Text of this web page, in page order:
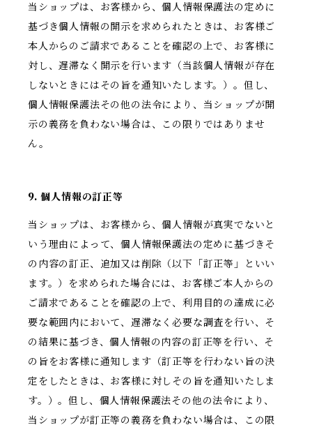
当ショップは、お客様から、個人情報保護法の定めに
基づき個人情報の開示を求められたときは、お客様ご
本人からのご請求であることを確認の上で、お客様に
対し、遅滞なく開示を行います（当該個人情報が存在
しないときにはその旨を通知いたします。）。但し、
個人情報保護法その他の法令により、当ショップが開
示の義務を負わない場合は、この限りではありませ
ん。
9. 個人情報の訂正等
当ショップは、お客様から、個人情報が真実でないと
いう理由によって、個人情報保護法の定めに基づきそ
の内容の訂正、追加又は削除（以下「訂正等」といい
ます。）を求められた場合には、お客様ご本人からの
ご請求であることを確認の上で、利用目的の達成に必
要な範囲内において、遅滞なく必要な調査を行い、そ
の結果に基づき、個人情報の内容の訂正等を行い、そ
の旨をお客様に通知します（訂正等を行わない旨の決
定をしたときは、お客様に対しその旨を通知いたしま
す。）。但し、個人情報保護法その他の法令により、
当ショップが訂正等の義務を負わない場合は、この限